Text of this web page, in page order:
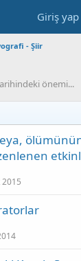
Giriş yap
- Şiir
önemi...
2015